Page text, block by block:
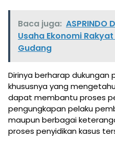
Baca juga:
Usaha Ekonomi
Gudang
Dirinya berharap dukungan
khususnya yang
dapat membantu proses
pengungkapan pelaku
maupun berbagai
proses penyidikan kasus